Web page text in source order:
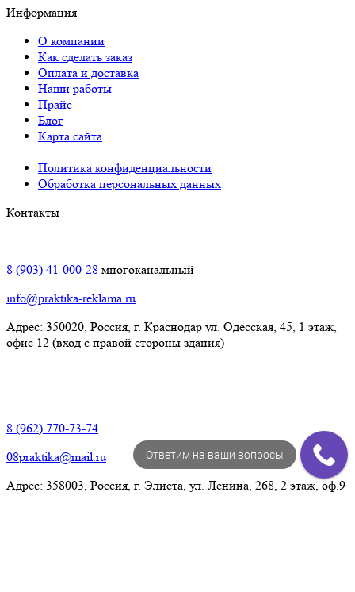
Информация
О компании
Как сделать заказ
Оплата и доставка
Наши работы
Прайс
Блог
Карта сайта
Политика конфиденциальности
Обработка персональных данных
Контакты
8 (903) 41-000-28 многоканальный
info@praktika-reklama.ru
Адрес: 350020, Россия, г. Краснодар ул. Одесская, 45, 1 этаж,
офис 12 (вход с правой стороны здания)
8 (962) 770-73-74
08praktika@mail.ru
Адрес:​ 358003, Россия, г. Элиста, ул. Ленина, 268, 2 этаж, оф.9
Ответим на ваши вопросы